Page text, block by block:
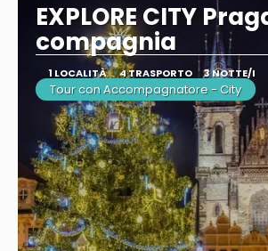
EXPLORE CITY
compagnia
1 LOCALITÀ 4 TRASPORTO 3 NOTTE/I
Tour con Accompagnatore - City